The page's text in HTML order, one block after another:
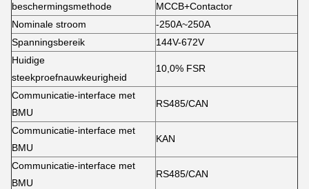
beschermingsmethode
MCCB+Contactor
Nominale stroom
-250A~250A
Spanningsbereik
144V-672V
Huidige
steekproefnauwkeurigheid
10,0% FSR
Communicatie-interface met
BMU
RS485/CAN
Communicatie-interface met
BMU
KAN
Communicatie-interface met
BMU
RS485/CAN